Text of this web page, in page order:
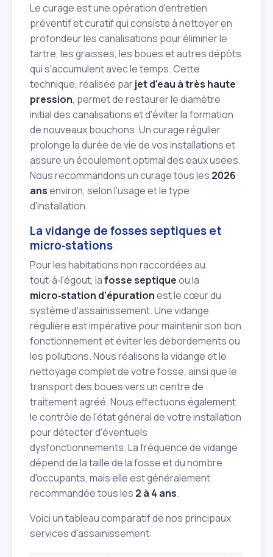
Le curage est une opération d'entretien
préventif et curatif qui consiste à nettoyer en
profondeur les canalisations pour éliminer le
tartre, les graisses, les boues et autres dépôts
qui s'accumulent avec le temps. Cette
technique, réalisée parjet d'eau à très haute
pression, permet de restaurer le diamètre
initial des canalisations et d'éviter la formation
de nouveaux bouchons. Un curage régulier
prolonge la durée de vie de vos installations et
assure un écoulement optimal des eaux usées.
Nous recommandons un curage tous les 2026
ansenviron, selon l'usage et le type
d'installation.
La vidange de fosses septiques et
micro‑stations
Pour les habitations non raccordées au
tout‑à‑l'égout, lafosse septiqueou la
micro‑station d'épurationest le cœur du
système d'assainissement. Une vidange
régulière est impérative pour maintenir son bon
fonctionnement et éviter les débordements ou
les pollutions. Nous réalisons la vidange et le
nettoyage complet de votre fosse, ainsi que le
transport des boues vers un centre de
traitement agréé. Nous effectuons également
le contrôle de l'état général de votre installation
pour détecter d'éventuels
dysfonctionnements. La fréquence de vidange
dépend de la taille de la fosse et du nombre
d'occupants, mais elle est généralement
recommandée tous les 2 à 4 ans.
Voici un tableau comparatif de nos principaux
services d'assainissement: